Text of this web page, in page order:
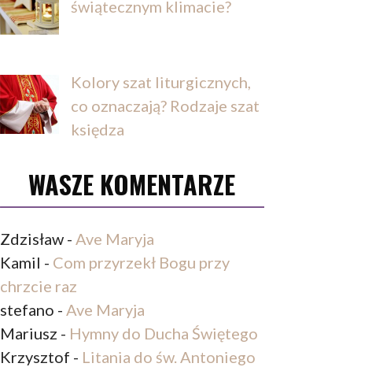
świątecznym klimacie?
Kolory szat liturgicznych,
co oznaczają? Rodzaje szat
księdza
WASZE KOMENTARZE
Zdzisław- Ave Maryja
Kamil - Com przyrzekł Bogu przy
chrzcie raz
stefano - Ave Maryja
Mariusz - Hymny do Ducha Świętego
Krzysztof - Litania do św. Antoniego